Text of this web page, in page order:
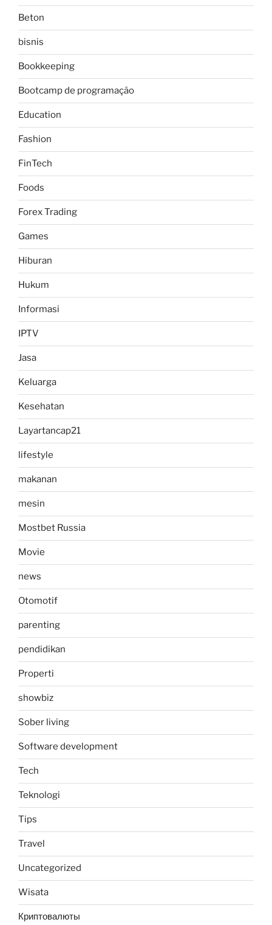
Beton
bisnis
Bookkeeping
Bootcamp de programação
Education
Fashion
FinTech
Foods
Forex Trading
Games
Hiburan
Hukum
Informasi
IPTV
Jasa
Keluarga
Kesehatan
Layartancap21
lifestyle
makanan
mesin
Mostbet Russia
Movie
news
Otomotif
parenting
pendidikan
Properti
showbiz
Sober living
Software development
Tech
Teknologi
Tips
Travel
Uncategorized
Wisata
Криптовалюты